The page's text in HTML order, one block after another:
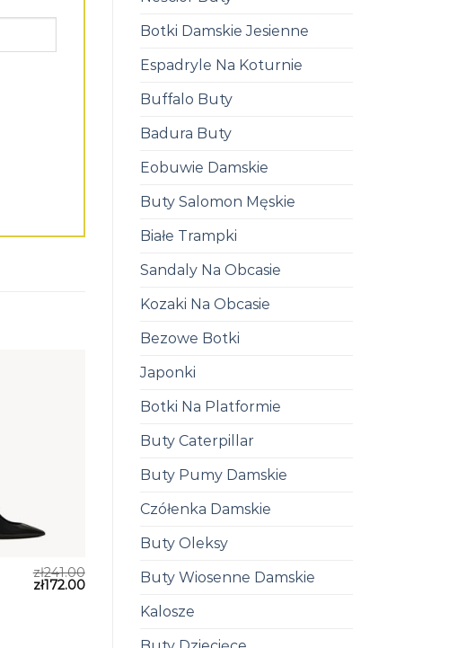
Botki Damskie Jesienne
Espadryle Na Koturnie
Buffalo Buty
Badura Buty
Eobuwie Damskie
Buty Salomon Męskie
Białe Trampki
Sandaly Na Obcasie
Kozaki Na Obcasie
Bezowe Botki
Japonki
Botki Na Platformie
Buty Caterpillar
Buty Pumy Damskie
Czółenka Damskie
Buty Oleksy
Buty Wiosenne Damskie
Kalosze
zł241.00
zł172.00